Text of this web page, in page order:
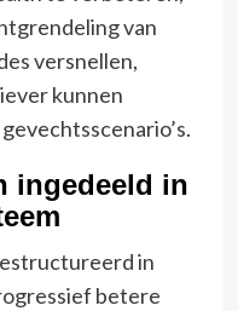
van
versnellen,
kunnen
ingedeeld in
in
betere